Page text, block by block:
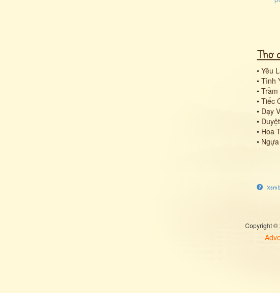
Thơ
• Yêu
• Tình
•
• Tiếc
• Dạy
•
• Hoa
•
Xem
Copyright ©